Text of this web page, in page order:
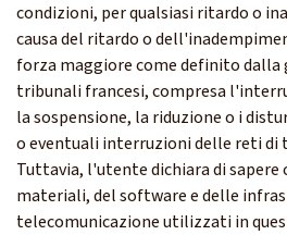
condizioni, per qualsiasi ritardo o
causa del ritardo o
forza maggiore come definito dalla
tribunali francesi, compresa
la sospensione, la riduzione o i
o eventuali interruzioni delle reti di
Tuttavia, l'utente dichiara di
materiali, del software e delle
telecomunicazione utilizzati in